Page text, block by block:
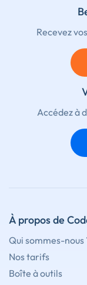
Recevez
Accédez à
À propos de
Qui sommes-nous
Nos tarifs
Boîte à outils